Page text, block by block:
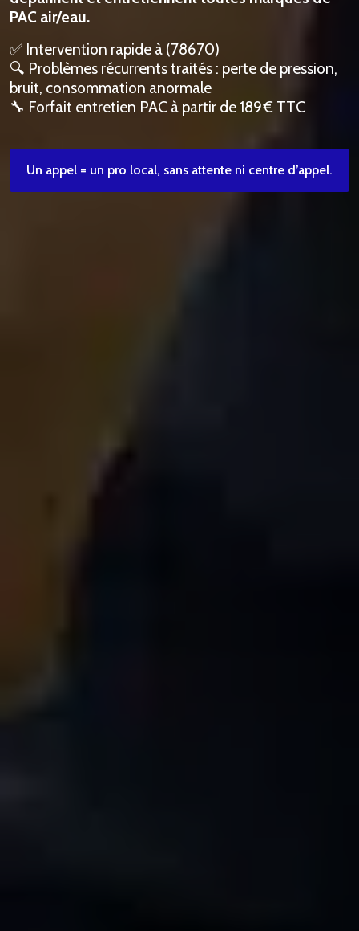
PAC air/eau.
✅ Intervention rapide à (78670)
🔍 Problèmes récurrents traités : perte de pression,
bruit, consommation anormale
🔧 Forfait entretien PAC à partir de 189 € TTC
Un appel = un pro local, sans attente ni centre d’appel.